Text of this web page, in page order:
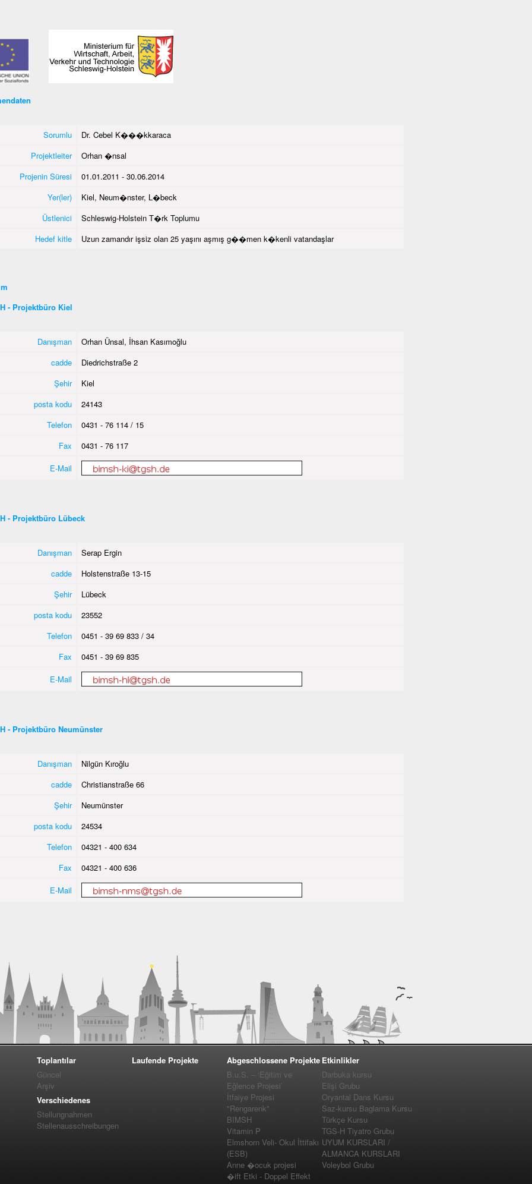
Sorumlu
Dr. Cebel K���kkaraca
Projektleiter
Orhan �nsal
Projenin Süresi
01.01.2011 - 30.06.2014
Yer(ler)
Kiel, Neum�nster, L�beck
Üstlenici
Schleswig-Holstein T�rk Toplumu
Hedef kitle
Uzun zamandır işsiz olan 25 yaşını aşmış g��men k�kenli vatandaşlar
- Projektbüro Kiel
Danışman
Orhan Ünsal, İhsan Kasımoğlu
cadde
Diedrichstraße 2
Şehir
Kiel
posta kodu
24143
Telefon
0431 - 76 114 / 15
Fax
0431 - 76 117
E-Mail
- Projektbüro Lübeck
Danışman
Serap Ergin
cadde
Holstenstraße 13-15
Şehir
Lübeck
posta kodu
23552
Telefon
0451 - 39 69 833 / 34
Fax
0451 - 39 69 835
E-Mail
- Projektbüro Neumünster
Danışman
Nilgün Kıroğlu
cadde
Christianstraße 66
Şehir
Neumünster
posta kodu
24534
Telefon
04321 - 400 634
Fax
04321 - 400 636
E-Mail
Toplantılar
Güncel
Arşiv
Verschiedenes
Stellungnahmen
Stellenausschreibungen
Laufende Projekte
Abgeschlossene Projekte
B.u.S. – ‘Eğitim ve
Eğlence Projesi’
İtfaiye Projesi
"Rengarenk"
BIMSH
Vitamin P
Elmshorn Veli- Okul İttifakı
(ESB)
Anne �ocuk projesi
�ift Etki - Doppel Effekt
Etkinlikler
Darbuka kursu
Elişi Grubu
Oryantal Dans Kursu
Saz-kursu Baglama Kursu
Türkçe Kursu
TGS-H Tiyatro Grubu
UYUM KURSLARI /
ALMANCA KURSLARI
Voleybol Grubu